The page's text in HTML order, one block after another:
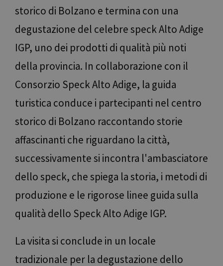
storico di Bolzano e termina con una
degustazione del celebre speck Alto Adige
IGP, uno dei prodotti di qualità più noti
della provincia. In collaborazione con il
Consorzio Speck Alto Adige, la guida
turistica conduce i partecipanti nel centro
storico di Bolzano raccontando storie
affascinanti che riguardano la città,
successivamente si incontra l'ambasciatore
dello speck, che spiega la storia, i metodi di
produzione e le rigorose linee guida sulla
qualità dello Speck Alto Adige IGP.
La visita si conclude in un locale
tradizionale per la degustazione dello
__cf_bm
Cloudflare Inc.
.backend.chatbase.co
29 minuti
resolution
www.bolzano-
Sessione
CookieScriptConsent
CookieScript
bozen.it
dal
Google
Privacy Policy